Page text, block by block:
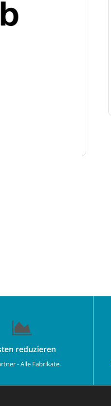
reduzieren
- Alle Fabrikate.